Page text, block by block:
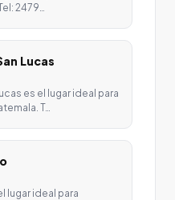
2479…
Lucas
es el lugar ideal para
T…
lugar ideal para